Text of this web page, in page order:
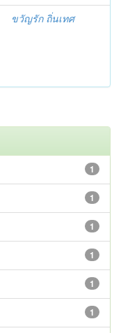
ขวัญรัก ถิ่นเทศ
1
1
1
1
1
1